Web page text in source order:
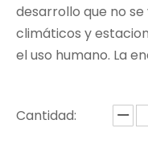
desarrollo que no
climáticos y
el uso humano. La
Cantidad: